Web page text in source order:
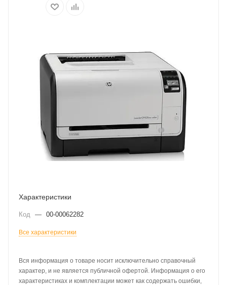
Характеристики
Код — 00-00062282
Все характеристики
Вся информация о товаре носит исключительно справочный
характер, и не является публичной офертой. Информация о его
характеристиках и комплектации может как содержать ошибки,